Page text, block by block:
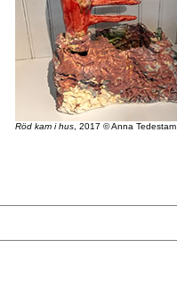
Röd kam i hus, 2017 © Anna Tedestam